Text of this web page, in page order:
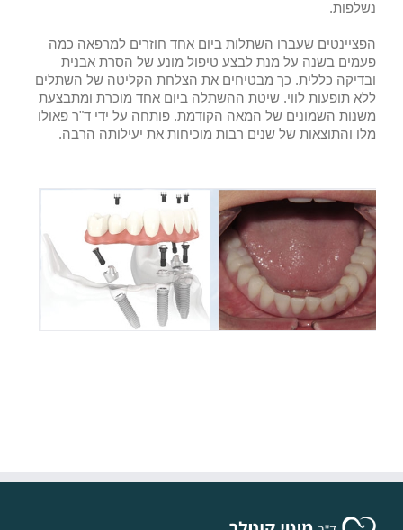
נשלפות.
הפציינטים שעברו השתלות ביום אחד חוזרים למרפאה כמה
פעמים בשנה על מנת לבצע טיפול מונע של הסרת אבנית
ובדיקה כללית. כך מבטיחים את הצלחת הקליטה של השתלים
ללא תופעות לווי. שיטת ההשתלה ביום אחד מוכרת ומתבצעת
משנות השמונים של המאה הקודמת. פותחה על ידי ד"ר פאולו
מלו והתוצאות של שנים רבות מוכיחות את יעילותה הרבה.